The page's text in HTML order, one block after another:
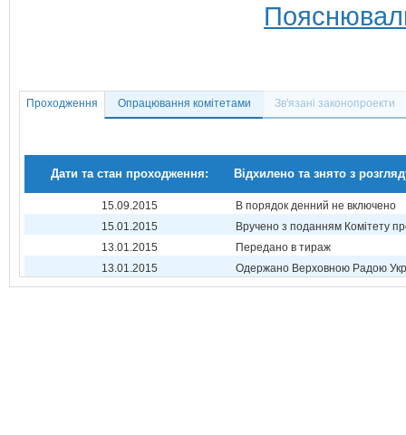
Проходження Опрацювання комітетами Зв'язані законопроекти
Дати та стан проходження: Відхилено та знято з
15.09.2015
В порядок денний не включено
15.01.2015
Вручено з поданням Комітету
13.01.2015
Передано в тираж
13.01.2015
Одержано Верховною Радою